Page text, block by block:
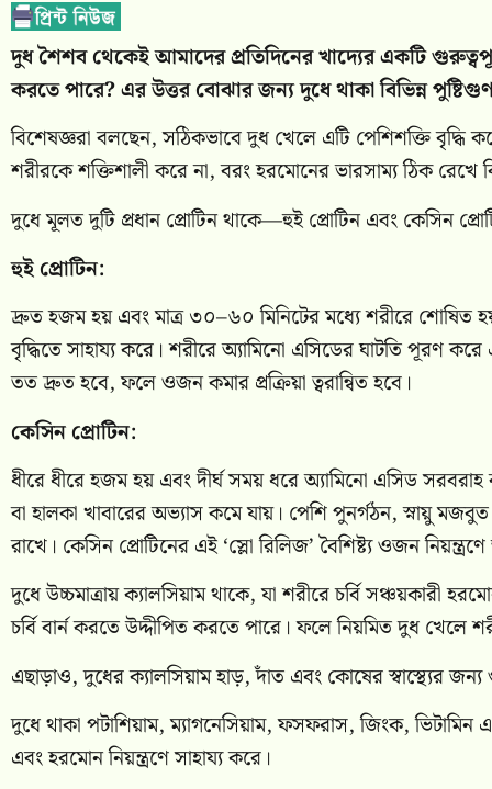
দুধ শৈশব থেকেই আমাদের প্রতিদিনের খাদ্যের একটি
করতে পারে? এর উত্তর বোঝার জন্য দুধে থাকা বিভিন্ন
বিশেষজ্ঞরা বলছেন, সঠিকভাবে দুধ খেলে এটি পেশিশক্তি বৃদ্ধি
শরীরকে শক্তিশালী করে না, বরং হরমোনের ভারসাম্য ঠিক রেখে
দুধে মূলত দুটি প্রধান প্রোটিন থাকে—হুই প্রোটিন এবং কেসিন
হুই প্রোটিন:
দ্রুত হজম হয় এবং মাত্র ৩০–৬০ মিনিটের মধ্যে শরীরে শোষিত
বৃদ্ধিতে সাহায্য করে। শরীরে অ্যামিনো এসিডের ঘাটতি পূরণ
তত দ্রুত হবে, ফলে ওজন কমার প্রক্রিয়া ত্বরান্বিত হবে।
কেসিন প্রোটিন:
ধীরে ধীরে হজম হয় এবং দীর্ঘ সময় ধরে অ্যামিনো এসিড
বা হালকা খাবারের অভ্যাস কমে যায়। পেশি পুনর্গঠন, স্নায়ু মজবুত
রাখে। কেসিন প্রোটিনের এই ‘স্লো রিলিজ’ বৈশিষ্ট্য ওজন
দুধে উচ্চমাত্রায় ক্যালসিয়াম থাকে, যা শরীরে চর্বি সঞ্চয়কারী
চর্বি বার্ন করতে উদ্দীপিত করতে পারে। ফলে নিয়মিত দুধ খেলে
এছাড়াও, দুধের ক্যালসিয়াম হাড়, দাঁত এবং কোষের স্বাস্থ্যের জন্য
দুধে থাকা পটাশিয়াম, ম্যাগনেসিয়াম, ফসফরাস, জিংক, ভিটামিন
এবং হরমোন নিয়ন্ত্রণে সাহায্য করে।